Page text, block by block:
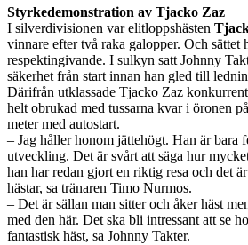
Styrkedemonstration av Tjacko Zaz
I silverdivisionen var elitloppshästen
vinnare efter två raka galopper. Och sättet
respektingivande. I sulkyn satt Johnny
säkerhet från start innan han gled till
Därifrån utklassade Tjacko Zaz
helt obrukad med tussarna kvar i öronen
meter med autostart.
– Jag håller honom jättehögt. Han är bara
utveckling. Det är svårt att säga hur
han har redan gjort en riktig resa och det
hästar, sa tränaren Timo Nurmos.
– Det är sällan man sitter och åker häst
med den här. Det ska bli intressant att se
fantastisk häst, sa Johnny Takter.